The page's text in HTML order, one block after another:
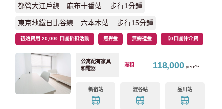
都營大江戶線 麻布十番站 步行1分鍾
東京地鐵日比谷線 六本木站 步行15分鍾
初始費用 20,000 日圓折扣活動 無押金 無需禮金 【0日圓仲介費
公寓配有家具
和電器
滿租 118,000yen～
新宿站 澀谷站 品川站
都營淺草線 (27)
日暮裡/舍人班輪 (20)
都電荒川線